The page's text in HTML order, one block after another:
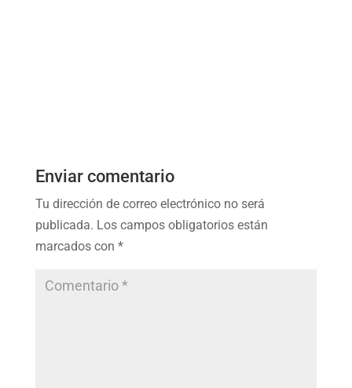
Enviar comentario
Tu dirección de correo electrónico no será
publicada. Los campos obligatorios están
marcados con *